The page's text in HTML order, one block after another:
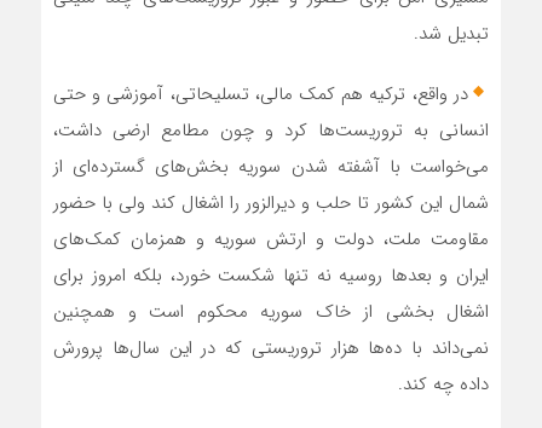
تبدیل شد.
در واقع، ترکیه هم کمک مالی، تسلیحاتی، آموزشی و حتی
انسانی به تروریست‌ها کرد و چون مطامع ارضی داشت،
می‌خواست با آشفته شدن سوریه بخش‌های گسترده‌ای از
شمال این کشور تا حلب و دیرالزور را اشغال کند ولی با حضور
مقاومت ملت، دولت و ارتش سوریه و همزمان کمک‌های
ایران و بعدها روسیه نه تنها شکست خورد، بلکه امروز برای
اشغال بخشی از خاک سوریه محکوم است و همچنین
نمی‌داند با ده‌ها هزار تروریستی که در این سال‌ها پرورش
داده چه کند.